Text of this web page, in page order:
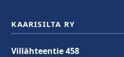
KAARISILTA RY
Villähteentie 458